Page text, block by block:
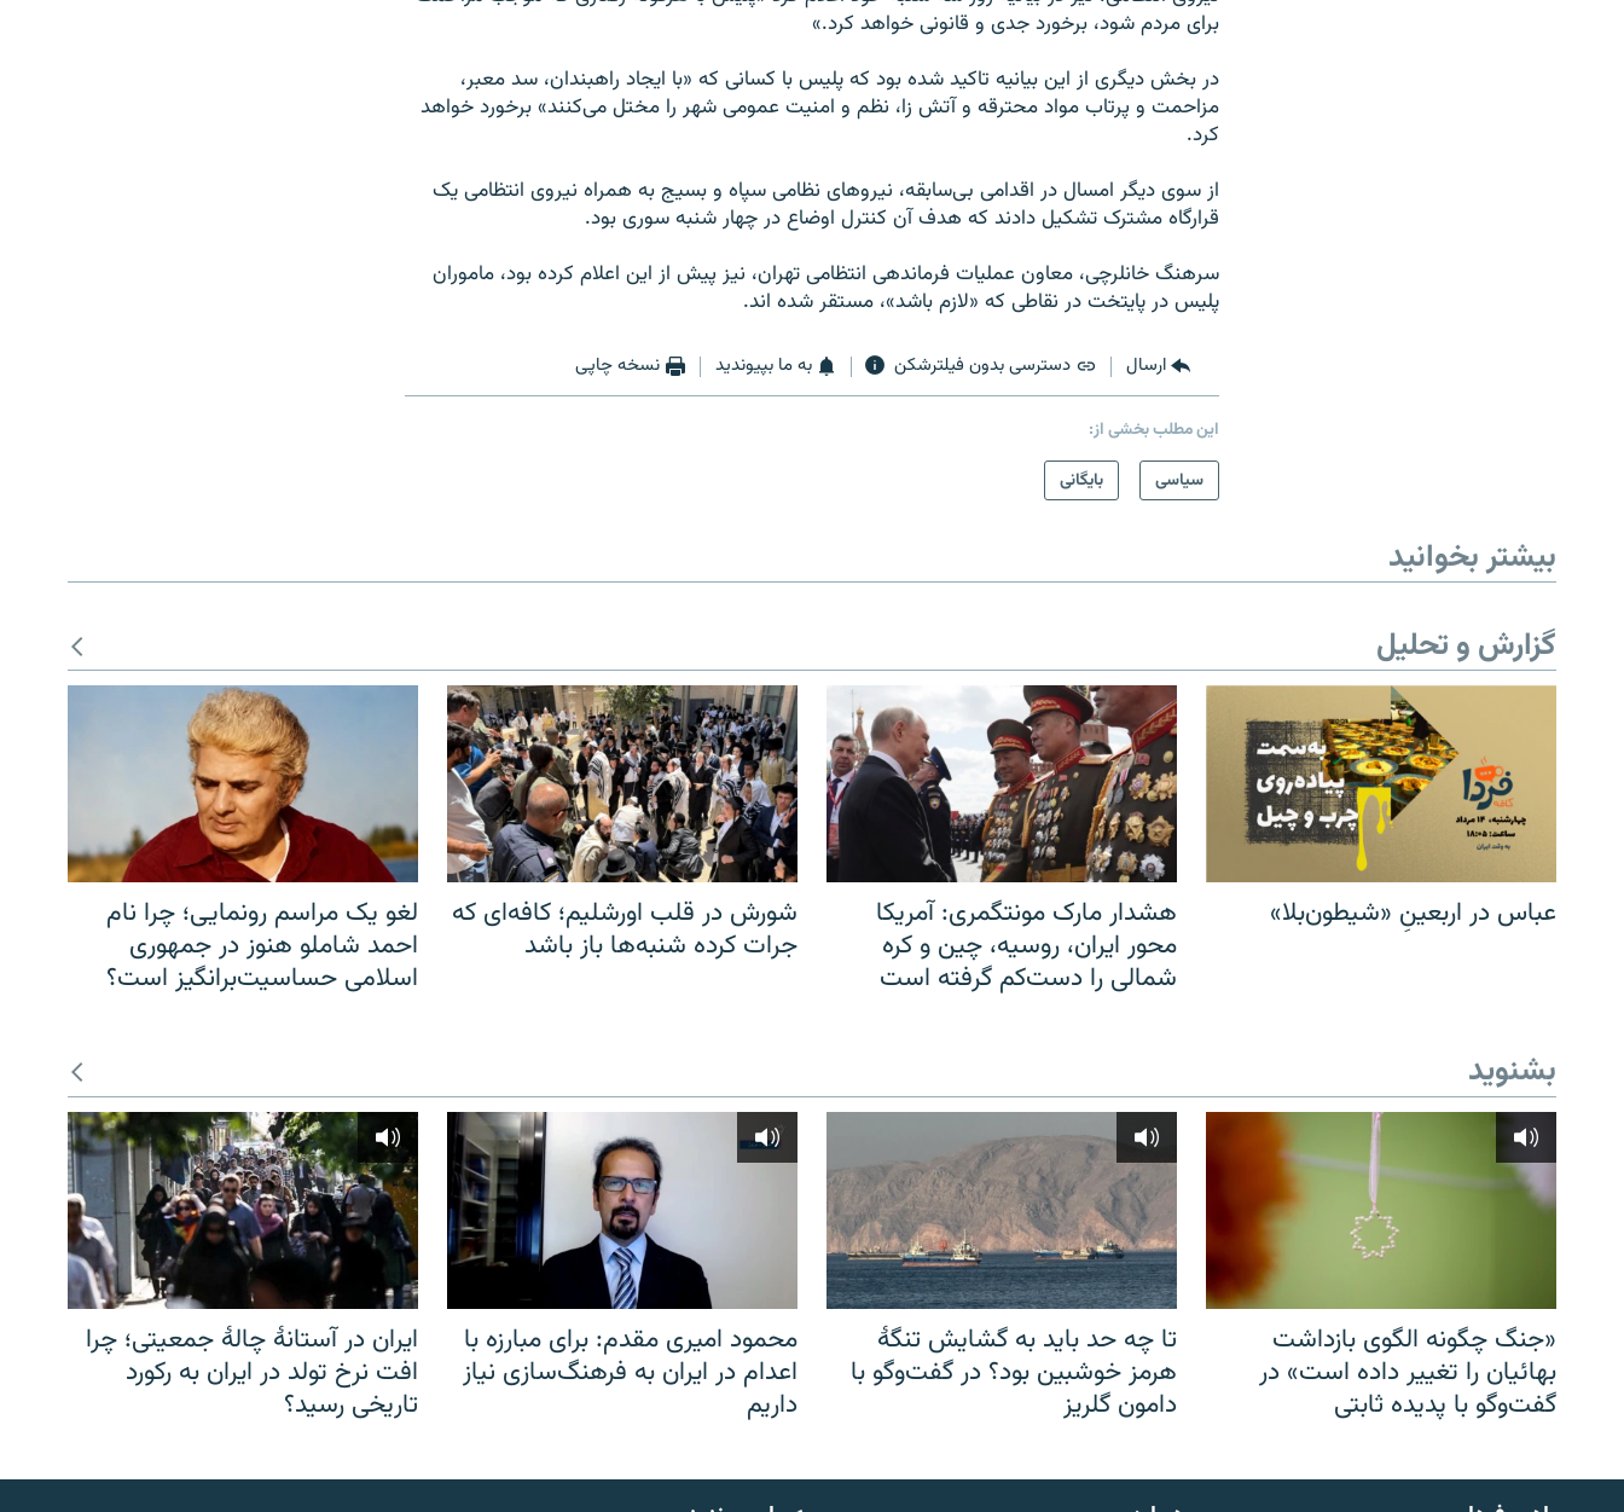
English
برای مردم شود، برخورد جدی و قانونی خواهد کرد.»
در بخش دیگری از این بیانیه تاکید شده بود که پلیس با کسانی که «با ایجاد راهبندان، سد معبر،
مزاحمت و پرتاب مواد محترقه و آتش زا، نظم و امنیت عمومی شهر را مختل می‌کنند» برخورد خواهد
کرد.
از سوی دیگر امسال در اقدامی بی‌سابقه، نیروهای نظامی سپاه و بسیج به همراه نیروی انتظامی یک
قرارگاه مشترک تشکیل دادند که هدف آن کنترل اوضاع در چهار شنبه سوری بود.
سرهنگ خانلرچی، معاون عملیات فرماندهی انتظامی تهران، نیز پیش از این اعلام کرده بود، ماموران
پلیس در پایتخت در نقاطی که «لازم باشد»، مستقر شده ‌اند.
ارسال دسترسی بدون فیلترشکن به ما بپیوندید نسخه چاپی
این مطلب بخشی از:
سیاسی
بایگانی
بیشتر بخوانید
گزارش و تحلیل
عباس در اربعینِ «شیطون‌بلا»
هشدار مارک مونتگمری: آمریکا
محور ایران، روسیه، چین و کره
شمالی را دست‌کم گرفته است
شورش در قلب اورشلیم؛ کافه‌ای که
جرات کرده شنبه‌ها باز باشد
لغو یک مراسم رونمایی؛ چرا نام
احمد شاملو هنوز در جمهوری
اسلامی حساسیت‌برانگیز است؟
بشنوید
«جنگ چگونه الگوی بازداشت
بهائیان را تغییر داده است» در
گفت‌وگو با پدیده ثابتی
تا چه حد باید به گشایش تنگهٔ
هرمز خوشبین بود؟ در گفت‌وگو با
دامون گلریز
محمود امیری مقدم: برای مبارزه با
اعدام در ایران به فرهنگ‌سازی نیاز
داریم
ایران در آستانهٔ چالهٔ جمعیتی؛ چرا
افت نرخ تولد در ایران به رکورد
تاریخی رسید؟